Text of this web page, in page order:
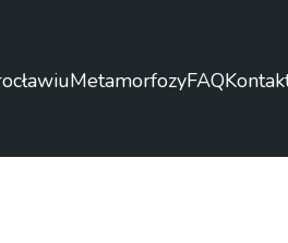
MetamorfozyFAQ